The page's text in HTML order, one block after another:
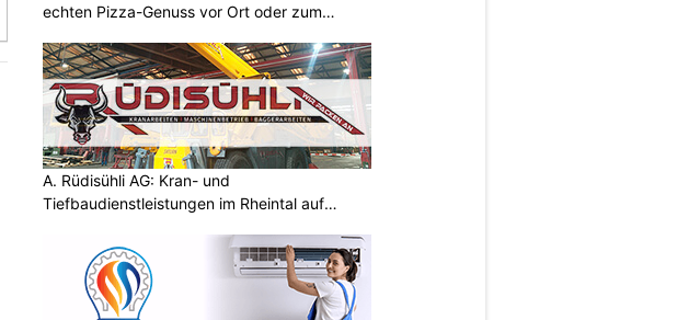
echten Pizza-Genuss vor Ort oder zum
A. Rüdisühli AG: Kran- und
Tiefbaudienstleistungen im Rheintal auf